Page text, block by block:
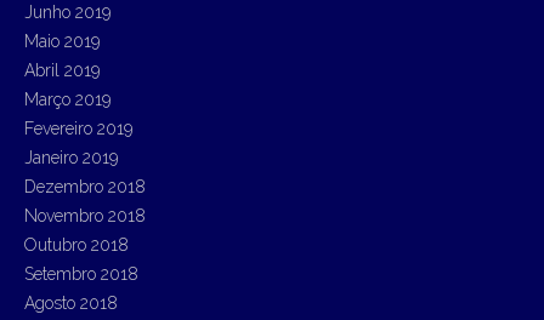
Junho 2019
Maio 2019
Abril 2019
Março 2019
Fevereiro 2019
Janeiro 2019
Dezembro 2018
Novembro 2018
Outubro 2018
Setembro 2018
Agosto 2018